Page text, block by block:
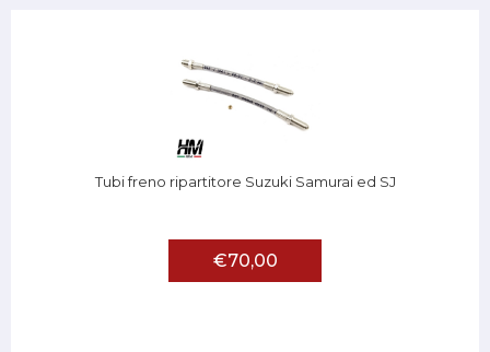
Tubi freno ripartitore Suzuki Samurai ed SJ
€70,00